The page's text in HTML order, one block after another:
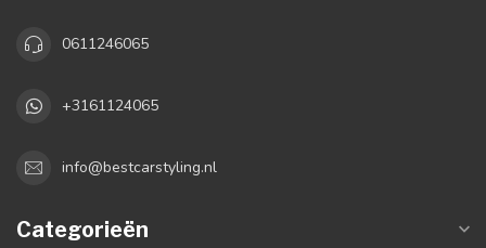
0611246065
+3161124065
info@bestcarstyling.nl
Categorieën